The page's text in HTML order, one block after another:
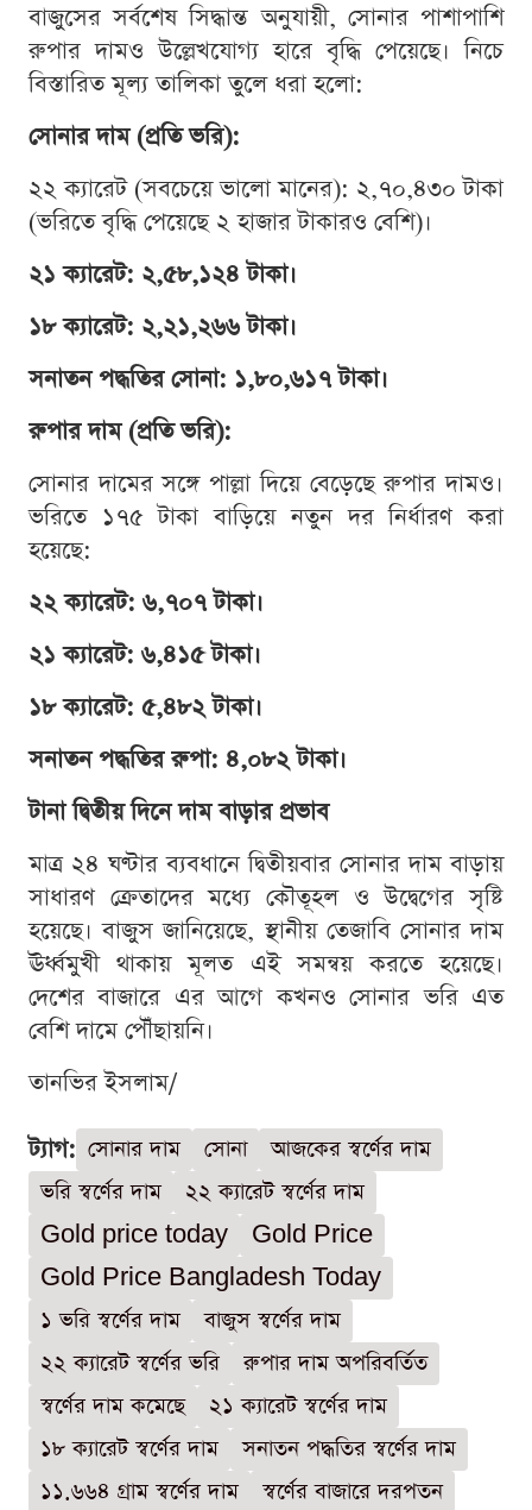
বাজুসের সর্বশেষ সিদ্ধান্ত অনুযায়ী, সোনার পাশাপাশি
রুপার দামও উল্লেখযোগ্য হারে বৃদ্ধি পেয়েছে। নিচে
বিস্তারিত মূল্য তালিকা তুলে ধরা হলো:
সোনার দাম (প্রতি ভরি):
২২ ক্যারেট (সবচেয়ে ভালো মানের): ২,৭০,৪৩০ টাকা
(ভরিতে বৃদ্ধি পেয়েছে ২ হাজার টাকারও বেশি)।
২১ ক্যারেট: ২,৫৮,১২৪ টাকা।
১৮ ক্যারেট: ২,২১,২৬৬ টাকা।
সনাতন পদ্ধতির সোনা: ১,৮০,৬১৭ টাকা।
রুপার দাম (প্রতি ভরি):
সোনার দামের সঙ্গে পাল্লা দিয়ে বেড়েছে রুপার দামও।
ভরিতে ১৭৫ টাকা বাড়িয়ে নতুন দর নির্ধারণ করা
হয়েছে:
২২ ক্যারেট: ৬,৭০৭ টাকা।
২১ ক্যারেট: ৬,৪১৫ টাকা।
১৮ ক্যারেট: ৫,৪৮২ টাকা।
সনাতন পদ্ধতির রুপা: ৪,০৮২ টাকা।
টানা দ্বিতীয় দিনে দাম বাড়ার প্রভাব
মাত্র ২৪ ঘণ্টার ব্যবধানে দ্বিতীয়বার সোনার দাম বাড়ায়
সাধারণ ক্রেতাদের মধ্যে কৌতূহল ও উদ্বেগের সৃষ্টি
হয়েছে। বাজুস জানিয়েছে, স্থানীয় তেজাবি সোনার দাম
ঊর্ধ্বমুখী থাকায় মূলত এই সমন্বয় করতে হয়েছে।
দেশের বাজারে এর আগে কখনও সোনার ভরি এত
বেশি দামে পৌঁছায়নি।
তানভির ইসলাম/
ট্যাগ: সোনার দাম সোনা
আজকের স্বর্ণের দাম
ভরি স্বর্ণের দাম
২২ ক্যারেট স্বর্ণের দাম
Gold price today
Gold Price
Gold Price Bangladesh Today
১ ভরি স্বর্ণের দাম
বাজুস স্বর্ণের দাম
২২ ক্যারেট স্বর্ণের ভরি
রুপার দাম অপরিবর্তিত
স্বর্ণের দাম কমেছে
২১ ক্যারেট স্বর্ণের দাম
১৮ ক্যারেট স্বর্ণের দাম
সনাতন পদ্ধতির স্বর্ণের দাম
১১.৬৬৪ গ্রাম স্বর্ণের দাম
স্বর্ণের বাজারে দরপতন